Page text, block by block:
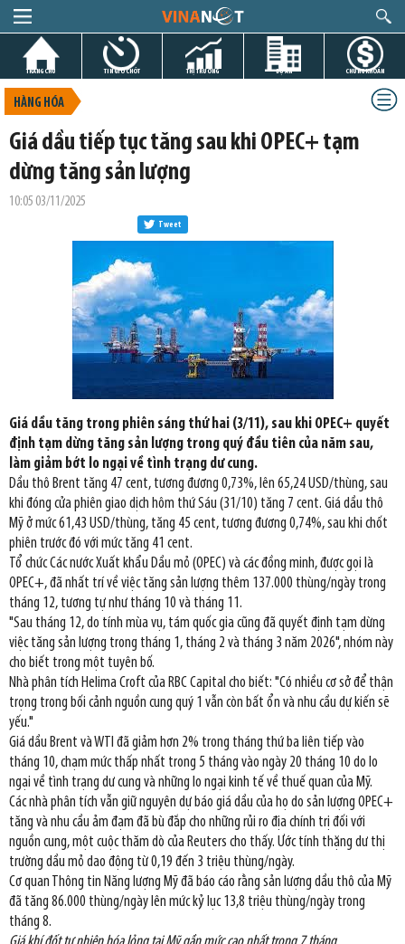
TRANG CHỦ TIN GIỜ CHÓT THỊ TRƯỜNG DỰ ÁN CHỨNG KHOÁN
HÀNG HÓA
Giá dầu tiếp tục tăng sau khi OPEC+ tạm
dừng tăng sản lượng
10:05 03/11/2025
Tweet
Giá dầu tăng trong phiên sáng thứ hai (3/11), sau khi OPEC+ quyết
định tạm dừng tăng sản lượng trong quý đầu tiên của năm sau,
làm giảm bớt lo ngại về tình trạng dư cung.
Dầu thô Brent tăng 47 cent, tương đương 0,73%, lên 65,24 USD/thùng, sau
khi đóng cửa phiên giao dịch hôm thứ Sáu (31/10) tăng 7 cent. Giá dầu thô
Mỹ ở mức 61,43 USD/thùng, tăng 45 cent, tương đương 0,74%, sau khi chốt
phiên trước đó với mức tăng 41 cent.
Tổ chức Các nước Xuất khẩu Dầu mỏ (OPEC) và các đồng minh, được gọi là
OPEC+, đã nhất trí về việc tăng sản lượng thêm 137.000 thùng/ngày trong
tháng 12, tương tự như tháng 10 và tháng 11.
"Sau tháng 12, do tính mùa vụ, tám quốc gia cũng đã quyết định tạm dừng
việc tăng sản lượng trong tháng 1, tháng 2 và tháng 3 năm 2026", nhóm này
cho biết trong một tuyên bố.
Nhà phân tích Helima Croft của RBC Capital cho biết: "Có nhiều cơ sở để thận
trọng trong bối cảnh nguồn cung quý 1 vẫn còn bất ổn và nhu cầu dự kiến sẽ
yếu."
Giá dầu Brent và WTI đã giảm hơn 2% trong tháng thứ ba liên tiếp vào
tháng 10, chạm mức thấp nhất trong 5 tháng vào ngày 20 tháng 10 do lo
ngại về tình trạng dư cung và những lo ngại kinh tế về thuế quan của Mỹ.
Các nhà phân tích vẫn giữ nguyên dự báo giá dầu của họ do sản lượng OPEC+
tăng và nhu cầu ảm đạm đã bù đắp cho những rủi ro địa chính trị đối với
nguồn cung, một cuộc thăm dò của Reuters cho thấy. Ước tính thặng dư thị
trường dầu mỏ dao động từ 0,19 đến 3 triệu thùng/ngày.
Cơ quan Thông tin Năng lượng Mỹ đã báo cáo rằng sản lượng dầu thô của Mỹ
đã tăng 86.000 thùng/ngày lên mức kỷ lục 13,8 triệu thùng/ngày trong
tháng 8.